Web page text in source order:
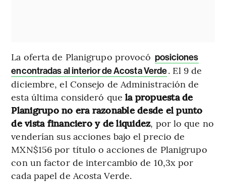
La oferta de Planigrupo provocó posiciones
encontradas al interior de Acosta Verde. El 9 de
diciembre, el Consejo de Administración de
esta última consideró que la propuesta de
Planigrupo no era razonable desde el punto
de vista financiero y de liquidez, por lo que no
venderían sus acciones bajo el precio de
MXN$156 por título o acciones de Planigrupo
con un factor de intercambio de 10,3x por
cada papel de Acosta Verde.